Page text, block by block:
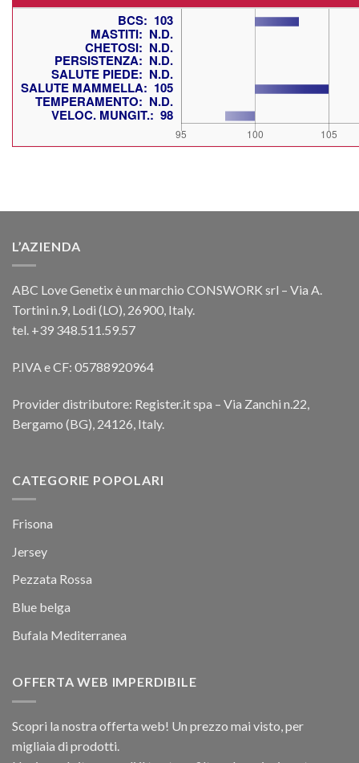
L’AZIENDA
ABC Love Genetix è un marchio CONSWORK srl – Via A.
Tortini n.9, Lodi (LO), 26900, Italy.
tel. +39 348.511.59.57
P.IVA e CF: 05788920964
Provider distributore: Register.it spa – Via Zanchi n.22,
Bergamo (BG), 24126, Italy.
CATEGORIE POPOLARI
Frisona
Jersey
Pezzata Rossa
Blue belga
Bufala Mediterranea
OFFERTA WEB IMPERDIBILE
Scopri la nostra offerta web! Un prezzo mai visto, per
migliaia di prodotti.